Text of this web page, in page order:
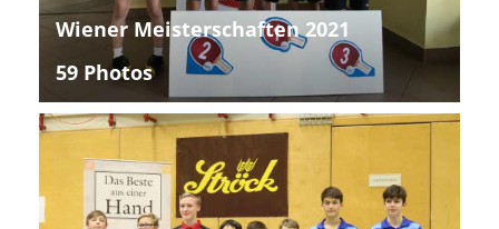
Wiener Meisterschaften 2021
59 Photos